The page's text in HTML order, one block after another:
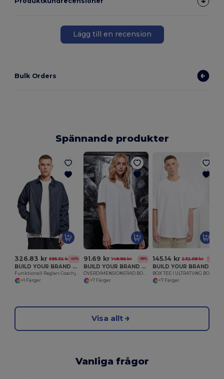
Lägg till en recension
Bulk Orders
Spännande produkter
326.83 kr 595.32 kr-45%
BUILD YOUR BRAND BY128
+1 Färger
91.69 kr 148.86 kr -38%
BUILD YOUR BRAND BY149
+7 Färger
145.14 kr 232.58 kr -38%
+7 Färger
Visa allt
Vanliga frågor